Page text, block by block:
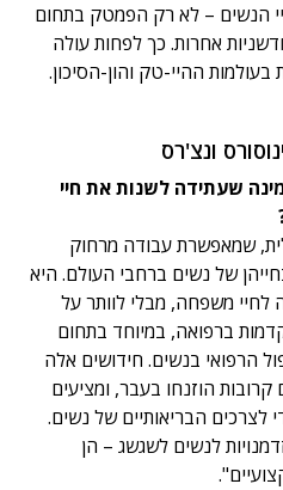
הנשים – לא רק הפמטק בתחום
אחרות. כך לפחות עולה
ההיי-טק והון-הסיכון.
ונצ'רס
שעתידה לשנות את חיי
שמאפשרת עבודה מרחוק
של נשים ברחבי העולם. היא
לחיי משפחה, מבלי לוותר על
ברפואה, במיוחד בתחום
הרפואי בנשים. חידושים אלה
הוזנחו בעבר, ומציעים
לצרכים הבריאותיים של נשים.
לנשים לשגשג – הן